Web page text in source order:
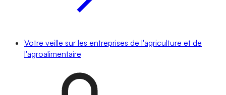
Votre veille sur les entreprises de l'agriculture et de
l'agroalimentaire